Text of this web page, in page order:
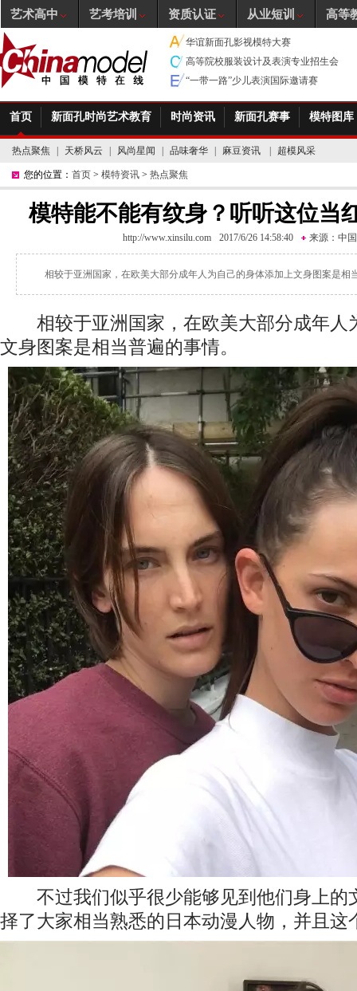
华谊新面孔影视模特大赛
高等院校服装设计及表演专业招生会
“一带一路”少儿表演国际邀请赛
首页 新面孔时尚艺术教育 时尚资讯 新面孔赛事 模特图库
热点聚焦 天桥风云 风尚星闻 品味奢华 麻豆资讯 超模风采
您的位置： 首页 > 模特资讯 > 热点聚焦
模特能不能有纹身？听听这位当
http://www.xinsilu.com 2017/6/26 14:58:40 来源： 中
相较于亚洲国家，在欧美大部分成年人为自己的身体添加上文身图案是相
相较于亚洲国家，在欧美大部分成年人
文身图案是相当普遍的事情。
不过我们似乎很少能够见到他们身上的
择了大家相当熟悉的日本动漫人物，并且这
艺术高中 艺考培训 资质认证 从业短训 高等